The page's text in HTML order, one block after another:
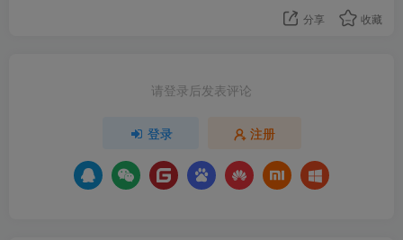
分享 收藏
请登录后发表评论
登录 注册